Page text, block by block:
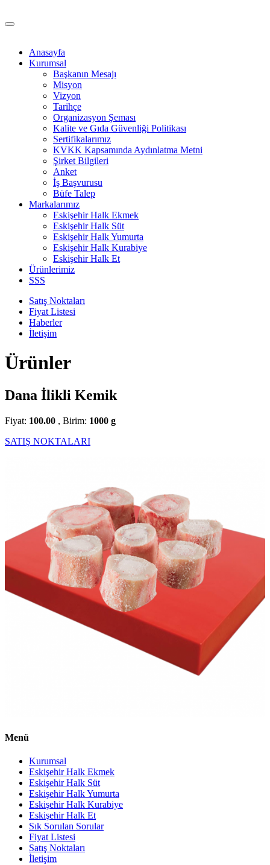
Anasayfa
Kurumsal
Başkanın Mesajı
Misyon
Vizyon
Tarihçe
Organizasyon Şeması
Kalite ve Gıda Güvenliği Politikası
Sertifikalarımız
KVKK Kapsamında Aydınlatma Metni
Şirket Bilgileri
Anket
İş Başvurusu
Büfe Talep
Markalarımız
Eskişehir Halk Ekmek
Eskişehir Halk Süt
Eskişehir Halk Yumurta
Eskişehir Halk Kurabiye
Eskişehir Halk Et
Ürünlerimiz
SSS
Satış Noktaları
Fiyat Listesi
Haberler
İletişim
Ürünler
Dana İlikli Kemik
Fiyat: 100.00 , Birim: 1000 g
SATIŞ NOKTALARI
Menü
Kurumsal
Eskişehir Halk Ekmek
Eskişehir Halk Süt
Eskişehir Halk Yumurta
Eskişehir Halk Kurabiye
Eskişehir Halk Et
Sık Sorulan Sorular
Fiyat Listesi
Satış Noktaları
İletişim